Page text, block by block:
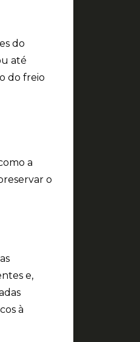
do
até
do freio
a
o
e,
à